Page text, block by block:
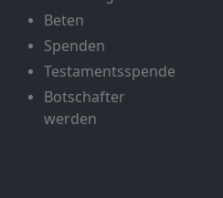
Beten
Spenden
Testamentsspende
Botschafter
werden